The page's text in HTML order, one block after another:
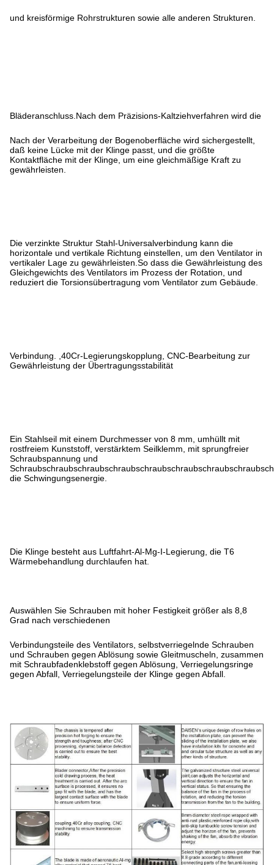
und kreisförmige Rohrstrukturen sowie alle anderen Strukturen.
Bläderanschluss.Nach dem Präzisions-Kaltziehverfahren wird die
Nach der Verarbeitung der Bogenoberfläche wird sichergestellt,
daß keine Lücke mit der Klinge passt, und die größte
Kontaktfläche mit der Klinge, um eine gleichmäßige Kraft zu
gewährleisten.
Die verzinkte Struktur Stahl-Universalverbindung kann die
horizontale und vertikale Richtung einstellen, um den Ventilator in
vertikaler Lage zu gewährleisten.So dass die Gewährleistung des
Gleichgewichts des Ventilators im Prozess der Rotation, und
reduziert die Torsionsübertragung vom Ventilator zum Gebäude.
Verbindung. ,40Cr-Legierungskopplung, CNC-Bearbeitung zur
Gewährleistung der Übertragungsstabilität
Ein Stahlseil mit einem Durchmesser von 8 mm, umhüllt mit
rostfreiem Kunststoff, verstärktem Seilklemm, mit sprungfreier
Schraubspannung und
die Schwingungsenergie.
Die Klinge besteht aus Luftfahrt-Al-Mg-I-Legierung, die T6
Wärmebehandlung durchlaufen hat.
Auswählen Sie Schrauben mit hoher Festigkeit größer als 8,8
Grad nach verschiedenen
Verbindungsteile des Ventilators, selbstverriegelnde Schrauben
und Schrauben gegen Ablösung sowie Gleitmuscheln, zusammen
mit Schraubfadenklebstoff gegen Ablösung, Verriegelungsringe
gegen Abfall, Verriegelungsteile der Klinge gegen Abfall.